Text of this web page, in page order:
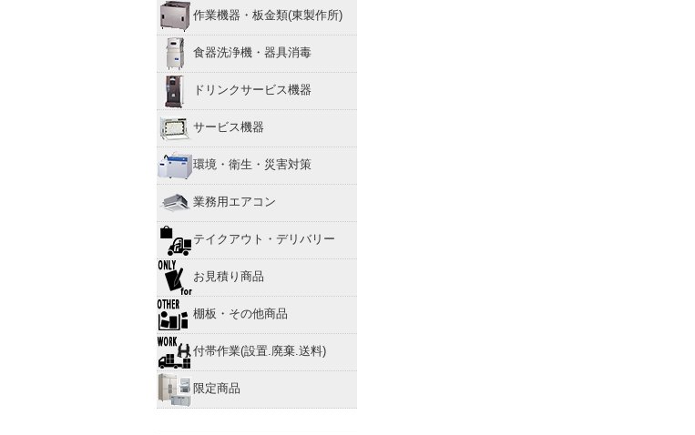
作業機器・板金類(東製作所)
食器洗浄機・器具消毒
ドリンクサービス機器
サービス機器
環境・衛生・災害対策
業務用エアコン
テイクアウト・デリバリー
お見積り商品
棚板・その他商品
付帯作業(設置.廃棄.送料)
限定商品